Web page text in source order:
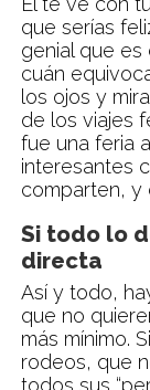
que serías
genial que
cuán
los ojos y
de los viajes
fue una feria
interesantes
comparten, y
Si todo lo
directa
Así y todo,
que no
más mínimo.
rodeos, que
todos sus